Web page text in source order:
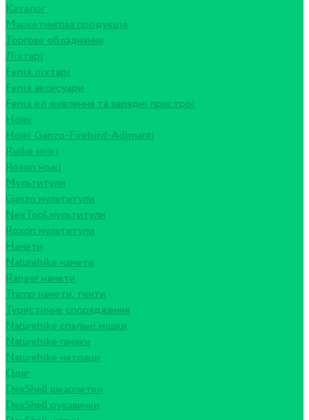
Каталог
Маркетингова продукція
Торгове обладнання
Ліхтарі
Fenix ліхтарі
Fenix аксесуари
Fenix ел живлення та зарядні пристрої
Ножі
Ножі Ganzo-Firebird-Adimanti
Ruike ножі
Roxon ножi
Мультитули
Ganzo мультитули
NexTool мультитули
Roxon мультитули
Намети
Naturehike намети
Ranger намети
Tramp намети, тенти
Туристичне спорядження
Naturehike спальні мішки
Naturehike гамаки
Naturehike матраци
Одяг
DexShell шкарпетки
DexShell рукавички